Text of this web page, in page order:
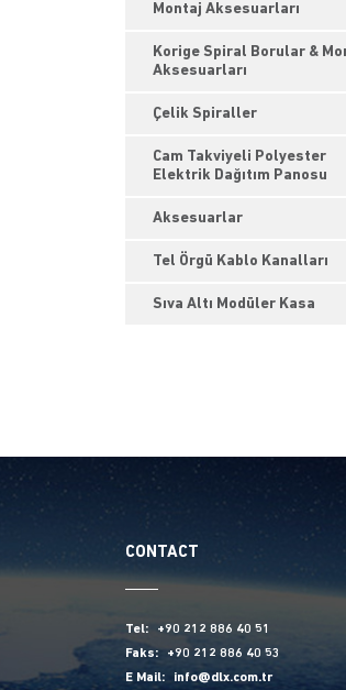
Montaj Aksesuarları
Korige Spiral Borular &
Aksesuarları
Çelik Spiraller
Cam Takviyeli Polyester
Elektrik Dağıtım Panosu
Aksesuarlar
Tel Örgü Kablo Kanalları
Sıva Altı Modüler Kasa
CONTACT
Tel:
+90 212 886 40 51
Faks:
+90 212 886 40 53
E Mail:
info@dlx.com.tr